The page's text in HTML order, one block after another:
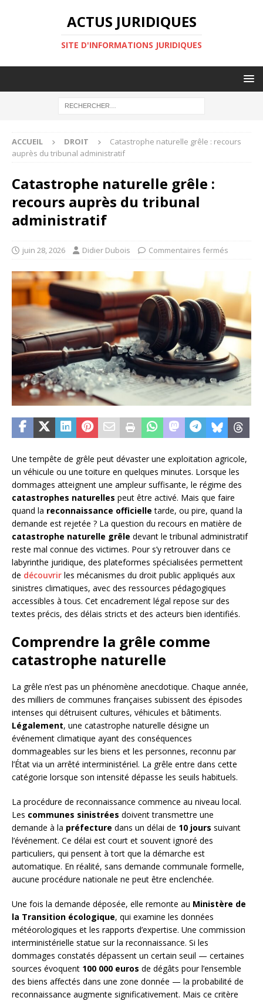
ACTUS JURIDIQUES
SITE D'INFORMATIONS JURIDIQUES
ACCUEIL DROIT
Catastrophe naturelle grêle : recours
auprès du tribunal administratif
Catastrophe naturelle grêle :
recours auprès du tribunal
administratif
juin 28, 2026 Didier Dubois Commentaires fermés
Une tempête de grêle peut dévaster une exploitation agricole,
un véhicule ou une toiture en quelques minutes. Lorsque les
dommages atteignent une ampleur suffisante, le régime des
catastrophes naturelles peut être activé. Mais que faire
quand la reconnaissance officielle tarde, ou pire, quand la
demande est rejetée ? La question du recours en matière de
catastrophe naturelle grêle devant le tribunal administratif
reste mal connue des victimes. Pour s’y retrouver dans ce
labyrinthe juridique, des plateformes spécialisées permettent
de découvrir les mécanismes du droit public appliqués aux
sinistres climatiques, avec des ressources pédagogiques
accessibles à tous. Cet encadrement légal repose sur des
textes précis, des délais stricts et des acteurs bien identifiés.
Comprendre la grêle comme
catastrophe naturelle
La grêle n’est pas un phénomène anecdotique. Chaque année,
des milliers de communes françaises subissent des épisodes
intenses qui détruisent cultures, véhicules et bâtiments.
Légalement, une catastrophe naturelle désigne un
événement climatique ayant des conséquences
dommageables sur les biens et les personnes, reconnu par
l’État via un arrêté interministériel. La grêle entre dans cette
catégorie lorsque son intensité dépasse les seuils habituels.
La procédure de reconnaissance commence au niveau local.
Les communes sinistrées doivent transmettre une
demande à la préfecture dans un délai de 10 jours suivant
l’événement. Ce délai est court et souvent ignoré des
particuliers, qui pensent à tort que la démarche est
automatique. En réalité, sans demande communale formelle,
aucune procédure nationale ne peut être enclenchée.
Une fois la demande déposée, elle remonte au Ministère de
la Transition écologique, qui examine les données
météorologiques et les rapports d’expertise. Une commission
interministérielle statue sur la reconnaissance. Si les
dommages constatés dépassent un certain seuil — certaines
sources évoquent 100 000 euros de dégâts pour l’ensemble
des biens affectés dans une zone donnée — la probabilité de
reconnaissance augmente significativement. Mais ce critère